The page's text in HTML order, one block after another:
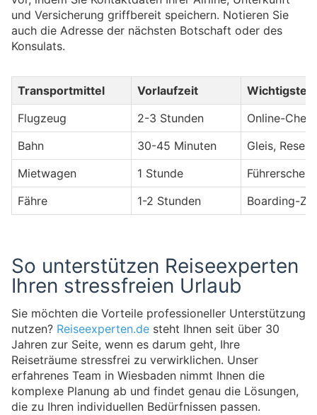
und Versicherung griffbereit speichern. Notieren Sie
auch die Adresse der nächsten Botschaft oder des
Konsulats.
Transportmittel Vorlaufzeit
Wichtigste
Flugzeug
2-3 Stunden
Online-
Bahn
30-45 Minuten
Gleis,
Mietwagen
1 Stunde
Fähre
1-2 Stunden Boarding-
So unterstützen Reiseexperten
Ihren stressfreien Urlaub
Sie möchten die Vorteile professioneller Unterstützung
nutzen? Reiseexperten.de steht Ihnen seit über 30
Jahren zur Seite, wenn es darum geht, Ihre
Reiseträume stressfrei zu verwirklichen. Unser
erfahrenes Team in Wiesbaden nimmt Ihnen die
komplexe Planung ab und findet genau die Lösungen,
die zu Ihren individuellen Bedürfnissen passen.